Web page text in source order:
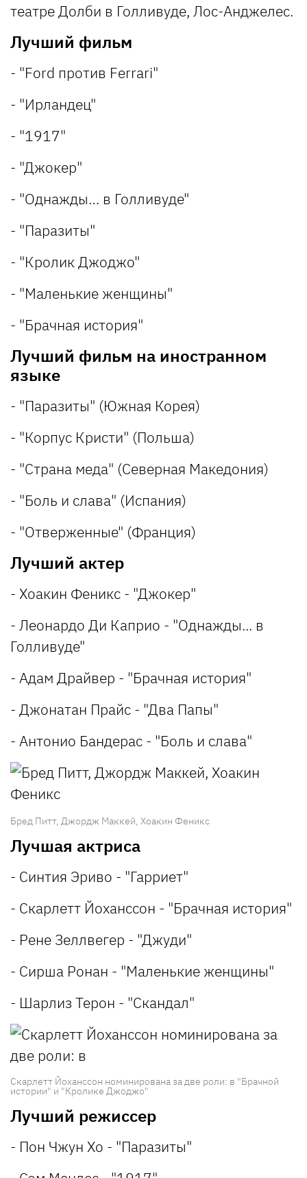
театре Долби в Голливуде, Лос-Анджелес.
Лучший фильм
- "Ford против Ferrari"
- "Ирландец"
- "1917"
- "Джокер"
- "Однажды… в Голливуде"
- "Паразиты"
- "Кролик Джоджо"
- "Маленькие женщины"
- "Брачная история"
Лучший фильм на иностранном
языке
- "Паразиты" (Южная Корея)
- "Корпус Кристи" (Польша)
- "Страна меда" (Северная Македония)
- "Боль и слава" (Испания)
- "Отверженные" (Франция)
Лучший актер
- Хоакин Феникс - "Джокер"
- Леонардо Ди Каприо - "Однажды... в
Голливуде"
- Адам Драйвер - "Брачная история"
- Джонатан Прайс - "Два Папы"
- Антонио Бандерас - "Боль и слава"
Бред Питт, Джордж Маккей, Хоакин Феникс
Лучшая актриса
- Синтия Эриво - "Гарриет"
- Скарлетт Йоханссон - "Брачная история"
- Рене Зеллвегер - "Джуди"
- Сирша Ронан - "Маленькие женщины"
- Шарлиз Терон - "Скандал"
Скарлетт Йоханссон номинирована за две роли: в "Брачной
истории" и "Кролике Джоджо"
Лучший режиссер
- Пон Чжун Хо - "Паразиты"